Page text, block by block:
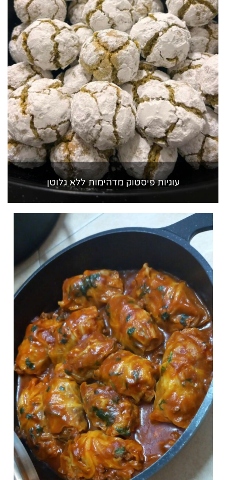
עוגיות פיסטוק מדהימות ללא גלוטן